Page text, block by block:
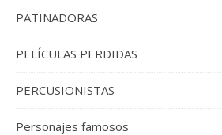
PATINADORAS
PELÍCULAS PERDIDAS
PERCUSIONISTAS
Personajes famosos